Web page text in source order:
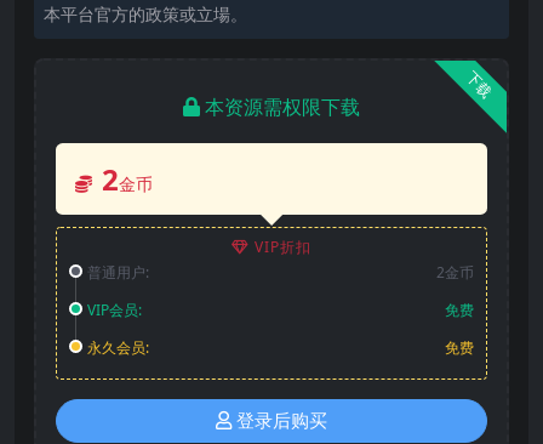
本平台官方的政策或立場。
下载
本资源需权限下载
2金币
VIP折扣
普通用户:
2金币
VIP会员:
免费
永久会员:
免费
登录后购买